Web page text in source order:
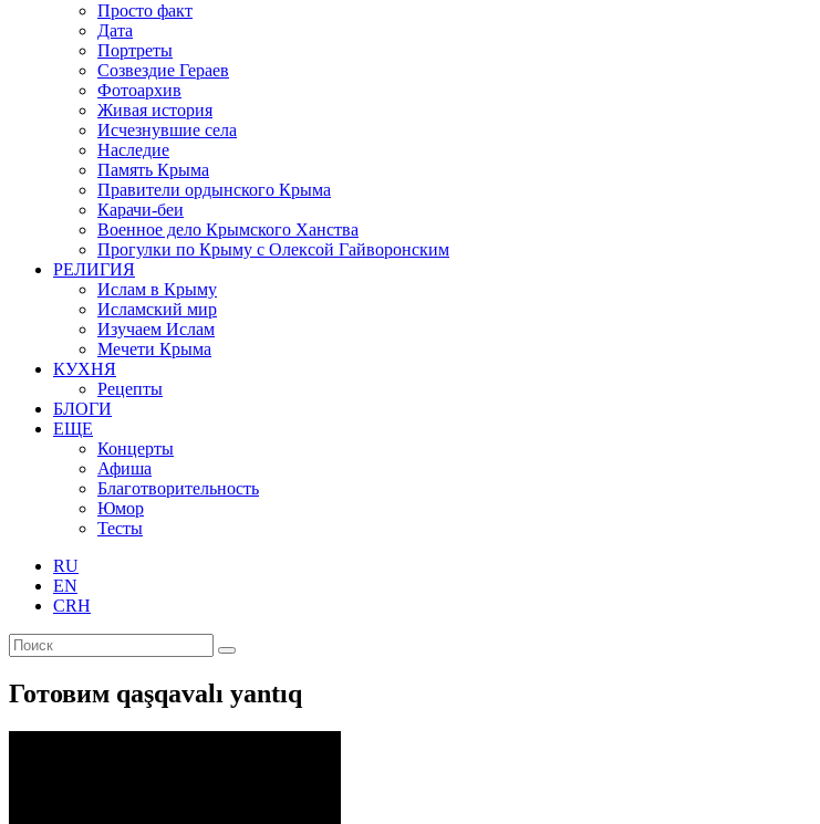
Просто факт
Дата
Портреты
Созвездие Гераев
Фотоархив
Живая история
Исчезнувшие села
Наследие
Память Крыма
Правители ордынского Крыма
Карачи-беи
Военное дело Крымского Ханства
Прогулки по Крыму с Олексой Гайворонским
РЕЛИГИЯ
Ислам в Крыму
Исламский мир
Изучаем Ислам
Мечети Крыма
КУХНЯ
Рецепты
БЛОГИ
ЕЩЕ
Концерты
Афиша
Благотворительность
Юмор
Тесты
RU
EN
CRH
Готовим qaşqavalı yantıq